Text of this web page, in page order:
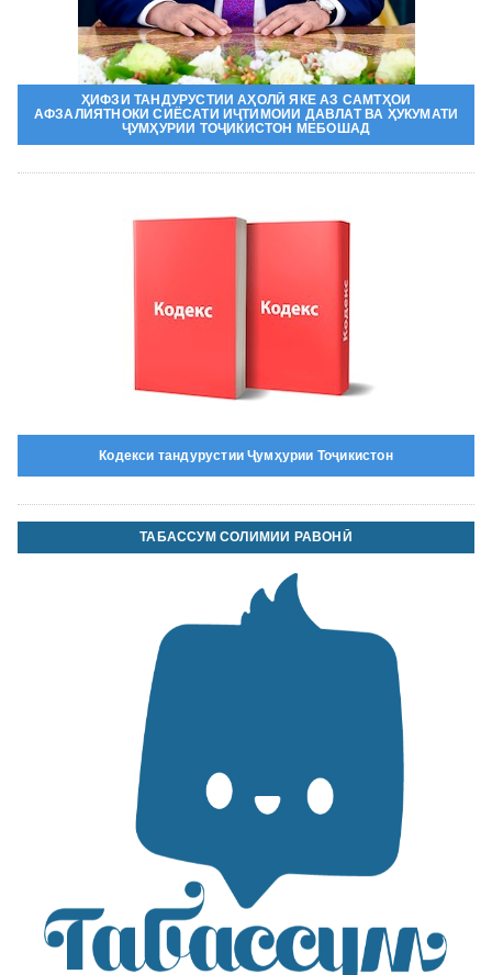
ҲИФЗИ ТАНДУРУСТИИ АҲОЛӢ ЯКЕ АЗ САМТҲОИ
АФЗАЛИЯТНОКИ СИЁСАТИ ИҶТИМОИИ ДАВЛАТ ВА ҲУКУМАТИ
ҶУМҲУРИИ ТОҶИКИСТОН МЕБОШАД
Кодекси тандурустии Ҷумҳурии Тоҷикистон
ТАБАССУМ СОЛИМИИ РАВОНӢ